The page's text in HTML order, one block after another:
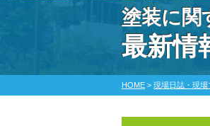
塗装に関
最新情
HOME > 現場日誌・現場